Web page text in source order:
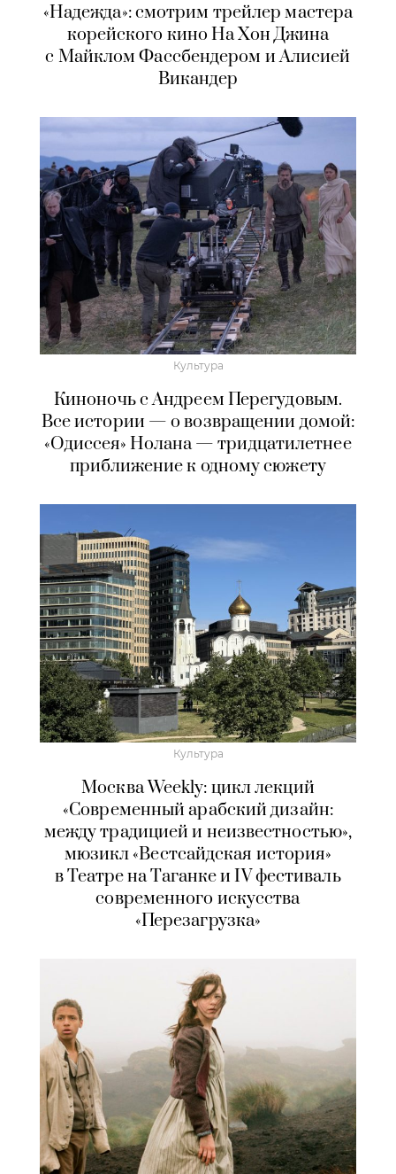
«Надежда»: смотрим трейлер мастера
корейского кино На Хон Джина
с Майклом Фассбендером и Алисией
Викандер
Культура
Киноночь с Андреем Перегудовым.
Все истории — о возвращении домой:
«Одиссея» Нолана — тридцатилетнее
приближение к одному сюжету
Культура
Москва Weekly: цикл лекций
«Современный арабский дизайн:
между традицией и неизвестностью»,
мюзикл «Вестсайдская история»
в Театре на Таганке и IV фестиваль
современного искусства
«Перезагрузка»